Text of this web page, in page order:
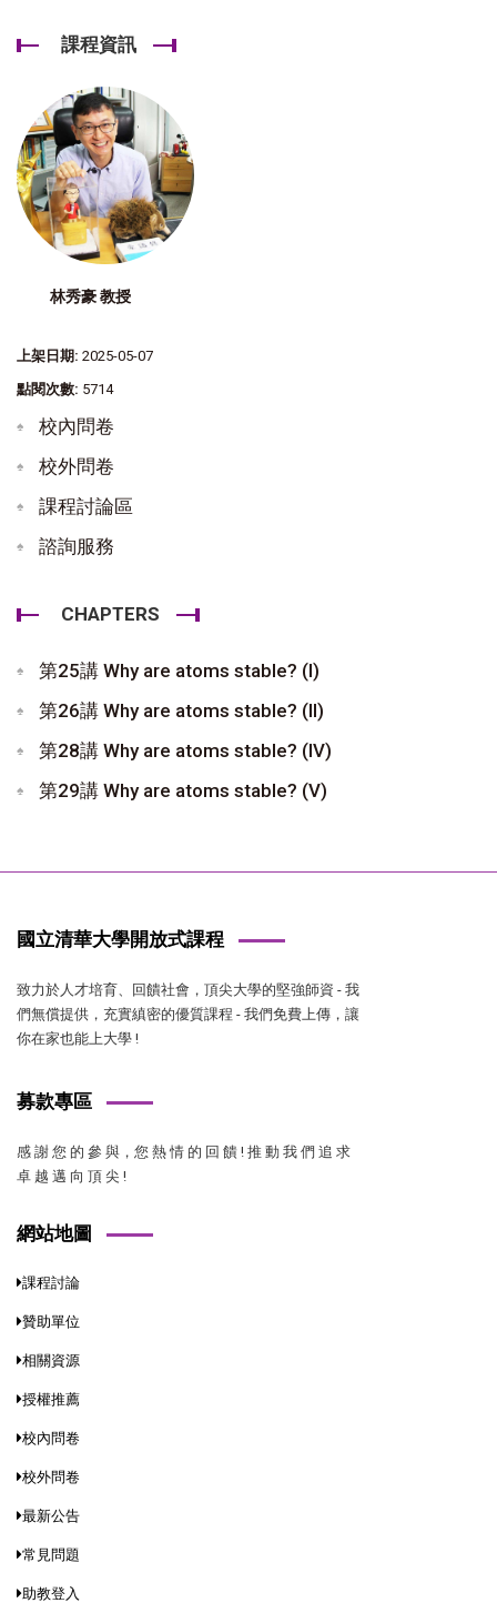
課程資訊
林秀豪 教授
上架日期: 2025-05-07
點閱次數: 5714
校內問卷
校外問卷
課程討論區
諮詢服務
CHAPTERS
第25講 Why are atoms stable? (I)
第26講 Why are atoms stable? (II)
第28講 Why are atoms stable? (IV)
第29講 Why are atoms stable? (V)
國立清華大學開放式課程
致力於人才培育、回饋社會，頂尖大學的堅強師資 - 我
們無償提供，充實縝密的優質課程 - 我們免費上傳，讓
你在家也能上大學 !
募款專區
感 謝 您 的 參 與，您 熱 情 的 回 饋 ! 推 動 我 們 追 求
卓 越 邁 向 頂 尖 !
網站地圖
課程討論
贊助單位
相關資源
授權推薦
校內問卷
校外問卷
最新公告
常見問題
助教登入